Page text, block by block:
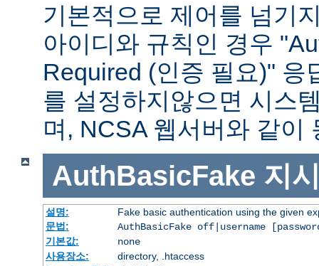
기본적으로 제어를 넘기
아이디와 규칙인 경우
Required (인증 필요)" 응
를 설정하지않으면 시스
며, NCSA 웹서버와 같이
AuthBasicFake 지
설명:
Fake basic authentication using the given
문법:
AuthBasicFake off|username
기본값:
none
사용장소:
directory, .htaccess